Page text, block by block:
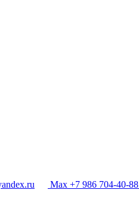
Max +7 986 704-40-88